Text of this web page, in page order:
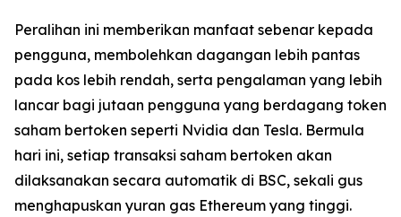
Peralihan ini memberikan manfaat sebenar kepada
pengguna, membolehkan dagangan lebih pantas
pada kos lebih rendah, serta pengalaman yang lebih
lancar bagi jutaan pengguna yang berdagang token
saham bertoken seperti Nvidia dan Tesla. Bermula
hari ini, setiap transaksi saham bertoken akan
dilaksanakan secara automatik di BSC, sekali gus
menghapuskan yuran gas Ethereum yang tinggi.